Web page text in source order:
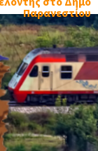
Παρανεστίου